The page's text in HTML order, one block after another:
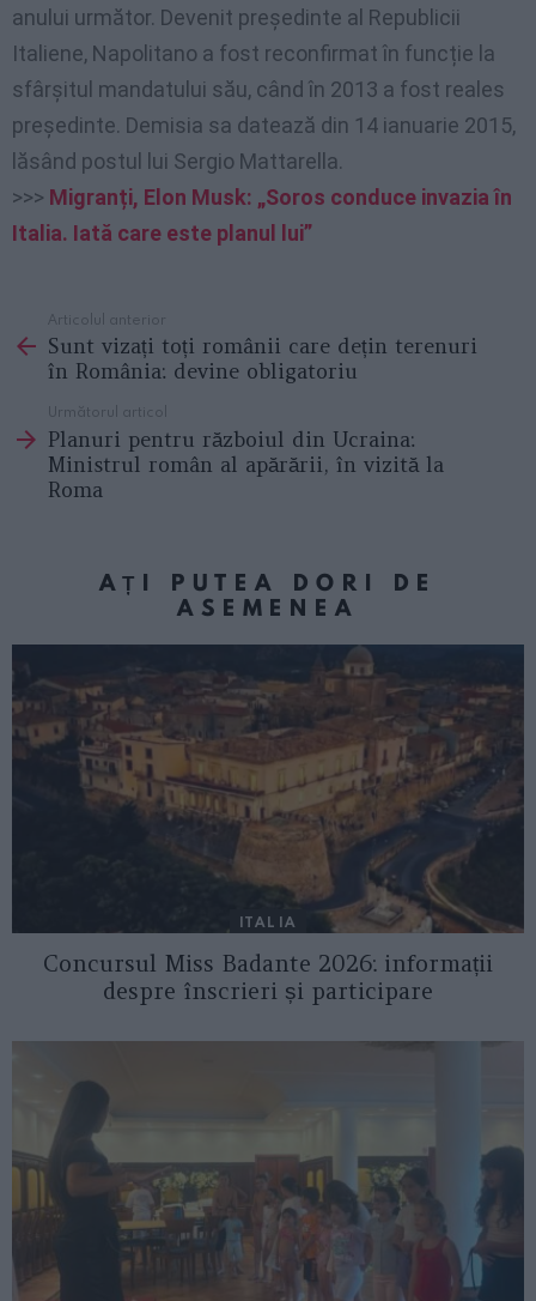
anului următor. Devenit președinte al Republicii
Italiene, Napolitano a fost reconfirmat în funcție la
sfârșitul mandatului său, când în 2013 a fost reales
președinte. Demisia sa datează din 14 ianuarie 2015,
lăsând postul lui Sergio Mattarella.
>>> Migranți, Elon Musk: „Soros conduce invazia în
Italia. Iată care este planul lui”
more
Articolul anterior
Sunt vizați toți românii care dețin terenuri
în România: devine obligatoriu
Următorul articol
Planuri pentru războiul din Ucraina:
Ministrul român al apărării, în vizită la
Roma
AȚI PUTEA DORI DE
ASEMENEA
ITALIA
Concursul Miss Badante 2026: informații
despre înscrieri și participare